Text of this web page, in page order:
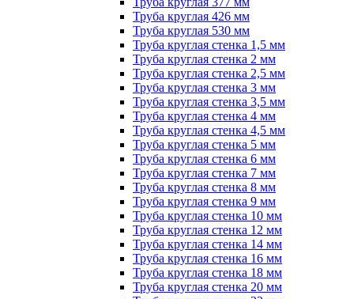
Труба круглая 426 мм
Труба круглая 530 мм
Труба круглая стенка 1,5 мм
Труба круглая стенка 2 мм
Труба круглая стенка 2,5 мм
Труба круглая стенка 3 мм
Труба круглая стенка 3,5 мм
Труба круглая стенка 4 мм
Труба круглая стенка 4,5 мм
Труба круглая стенка 5 мм
Труба круглая стенка 6 мм
Труба круглая стенка 7 мм
Труба круглая стенка 8 мм
Труба круглая стенка 9 мм
Труба круглая стенка 10 мм
Труба круглая стенка 12 мм
Труба круглая стенка 14 мм
Труба круглая стенка 16 мм
Труба круглая стенка 18 мм
Труба круглая стенка 20 мм